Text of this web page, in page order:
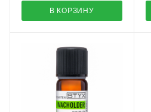
В КОРЗИНУ